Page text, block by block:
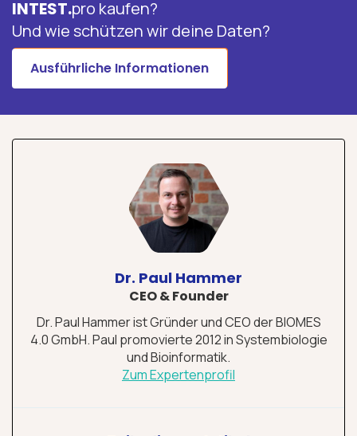
INTEST.pro kaufen?
Und wie schützen wir deine Daten?
Ausführliche Informationen
Dr. Paul Hammer
CEO & Founder
Dr. Paul Hammer ist Gründer und CEO der BIOMES
4.0 GmbH. Paul promovierte 2012 in Systembiologie
und Bioinformatik.
Zum Expertenprofil